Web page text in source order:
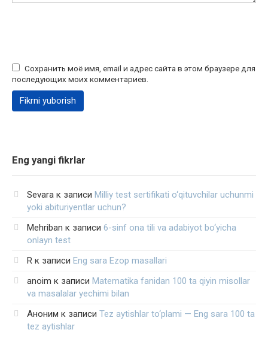
Сохранить моё имя, email и адрес сайта в этом браузере для
последующих моих комментариев.
Eng yangi fikrlar
Sevara к записи Milliy test sertifikati o‘qituvchilar uchunmi
yoki abituriyentlar uchun?
Mehriban к записи 6-sinf ona tili va adabiyot bo‘yicha
onlayn test
R к записи Eng sara Ezop masallari
anoim к записи Matematika fanidan 100 ta qiyin misollar
va masalalar yechimi bilan
Аноним к записи Tez aytishlar to‘plami — Eng sara 100 ta
tez aytishlar